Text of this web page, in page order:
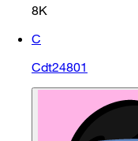
8K
C
Cdt24801